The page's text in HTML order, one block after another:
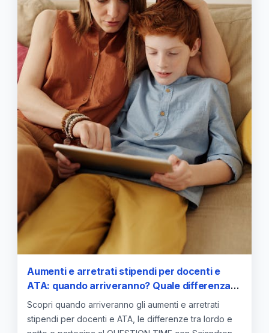
Aumenti e arretrati stipendi per docenti e
ATA: quando arriveranno? Quale differenza
tra lordo e netto? QUESTION TIME con
Sciandrone (Uil Scuola Rua) LIVE Martedì 30
dicembre alle 15:00 — approfondimento e
Scopri quando arriveranno gli aumenti e arretrati
stipendi per docenti e ATA, le differenze tra lordo e